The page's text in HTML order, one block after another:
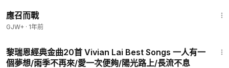
應召而戰
GJW+ · 1年前
黎瑞恩經典金曲20首 Vivian Lai Best Songs 一人有一
個夢想/雨季不再來/愛一次便夠/陽光路上/長流不息